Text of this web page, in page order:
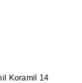
Koramil 14